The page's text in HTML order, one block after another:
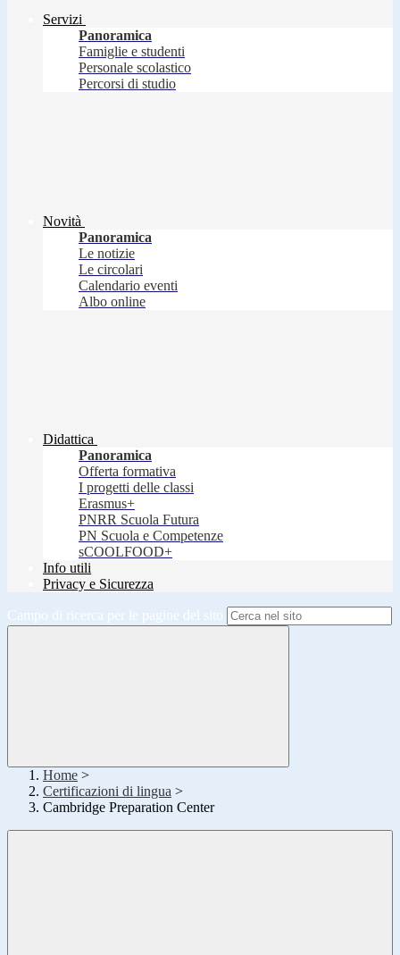
Servizi
Panoramica
Famiglie e studenti
Personale scolastico
Percorsi di studio
Novità
Panoramica
Le notizie
Le circolari
Calendario eventi
Albo online
Didattica
Panoramica
Offerta formativa
I progetti delle classi
Erasmus+
PNRR Scuola Futura
PN Scuola e Competenze
sCOOLFOOD+
Info utili
Privacy e Sicurezza
Campo di ricerca per le pagine del sito
Home >
Certificazioni di lingua >
Cambridge Preparation Center